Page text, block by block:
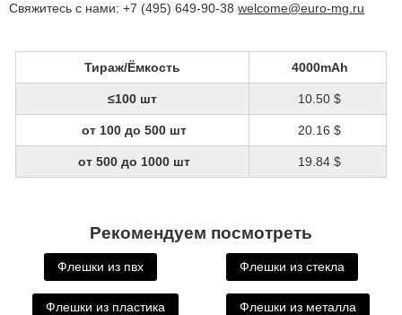
Свяжитесь с нами: +7 (495) 649-90-38welcome@euro-mg.ru
Тираж/Ёмкость 4000mAh
≤100 шт 10.50 $
от 100 до 500 шт 20.16 $
от 500 до 1000 шт 19.84 $
Рекомендуем посмотреть
Флешки из пвх Флешки из стекла
Флешки из пластика Флешки из металла